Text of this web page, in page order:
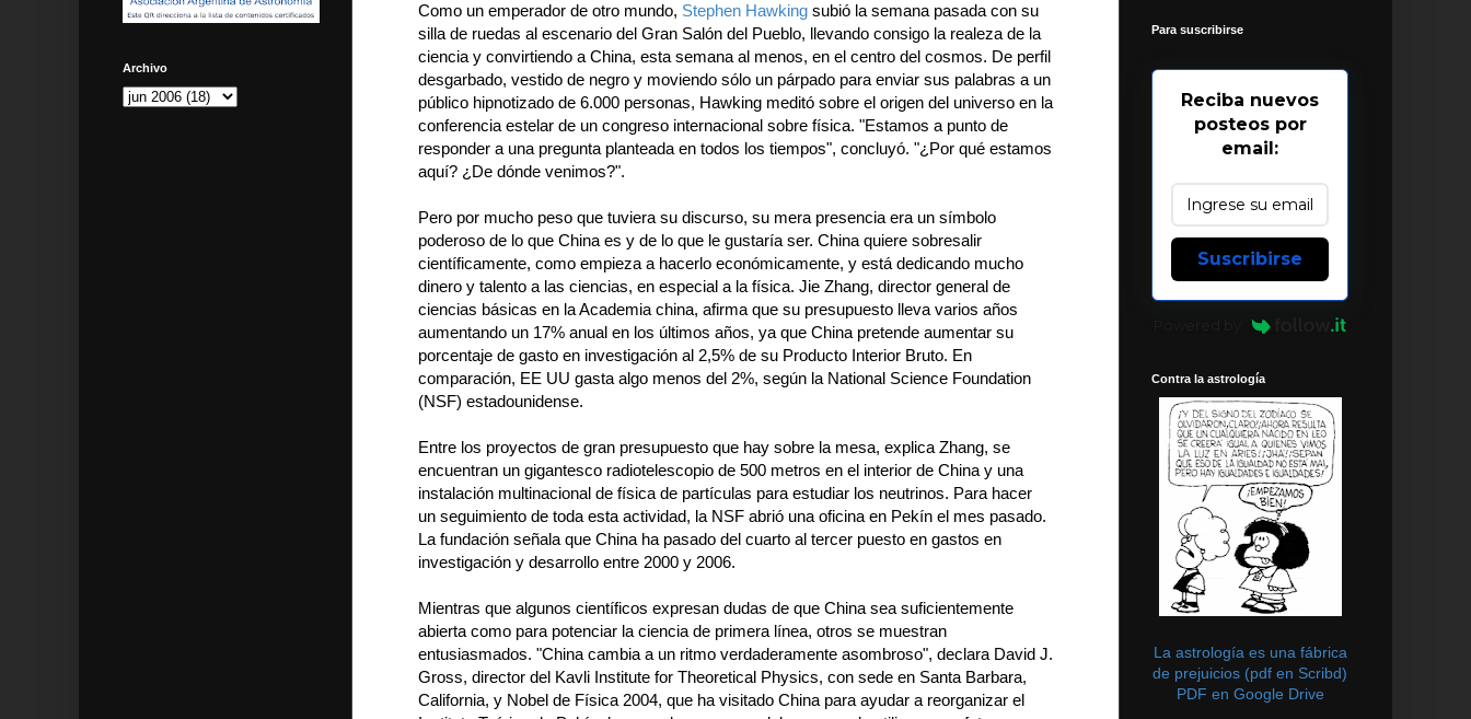
Como un emperador de otro mundo, Stephen Hawking subió la semana pasada con su
silla de ruedas al escenario del Gran Salón del Pueblo, llevando consigo la realeza de la
ciencia y convirtiendo a China, esta semana al menos, en el centro del cosmos. De perfil
desgarbado, vestido de negro y moviendo sólo un párpado para enviar sus palabras a un
público hipnotizado de 6.000 personas, Hawking meditó sobre el origen del universo en la
conferencia estelar de un congreso internacional sobre física. "Estamos a punto de
responder a una pregunta planteada en todos los tiempos", concluyó. "¿Por qué estamos
aquí? ¿De dónde venimos?".
Pero por mucho peso que tuviera su discurso, su mera presencia era un símbolo
poderoso de lo que China es y de lo que le gustaría ser. China quiere sobresalir
científicamente, como empieza a hacerlo económicamente, y está dedicando mucho
dinero y talento a las ciencias, en especial a la física. Jie Zhang, director general de
ciencias básicas en la Academia china, afirma que su presupuesto lleva varios años
aumentando un 17% anual en los últimos años, ya que China pretende aumentar su
porcentaje de gasto en investigación al 2,5% de su Producto Interior Bruto. En
comparación, EE UU gasta algo menos del 2%, según la National Science Foundation
(NSF) estadounidense.
Entre los proyectos de gran presupuesto que hay sobre la mesa, explica Zhang, se
encuentran un gigantesco radiotelescopio de 500 metros en el interior de China y una
instalación multinacional de física de partículas para estudiar los neutrinos. Para hacer
un seguimiento de toda esta actividad, la NSF abrió una oficina en Pekín el mes pasado.
La fundación señala que China ha pasado del cuarto al tercer puesto en gastos en
investigación y desarrollo entre 2000 y 2006.
Mientras que algunos científicos expresan dudas de que China sea suficientemente
abierta como para potenciar la ciencia de primera línea, otros se muestran
entusiasmados. "China cambia a un ritmo verdaderamente asombroso", declara David J.
Gross, director del Kavli Institute for Theoretical Physics, con sede en Santa Barbara,
California, y Nobel de Física 2004, que ha visitado China para ayudar a reorganizar el
Archivo
Para suscribirse
Reciba nuevos
posteos por
email:
Suscribirse
Contra la astrología
La astrología es una fábrica
de prejuicios (pdf en Scribd)
PDF en Google Drive